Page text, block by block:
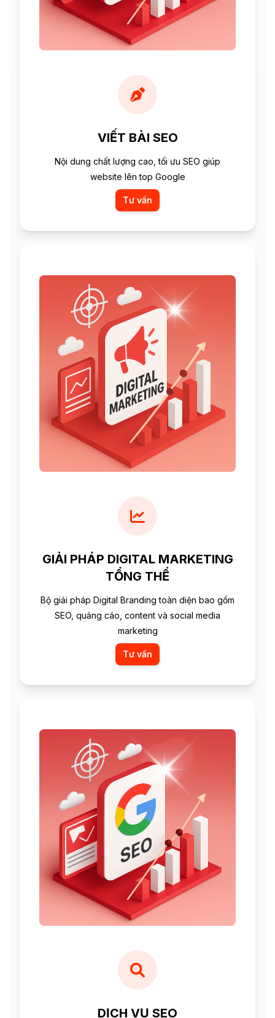
VIẾT BÀI SEO
Nội dung chất lượng cao, tối ưu SEO giúp
website lên top Google
Tư vấn
GIẢI PHÁP DIGITAL MARKETING
TỔNG THỂ
Bộ giải pháp Digital Branding toàn diện bao gồm
SEO, quảng cáo, content và social media
marketing
Tư vấn
DỊCH VỤ SEO